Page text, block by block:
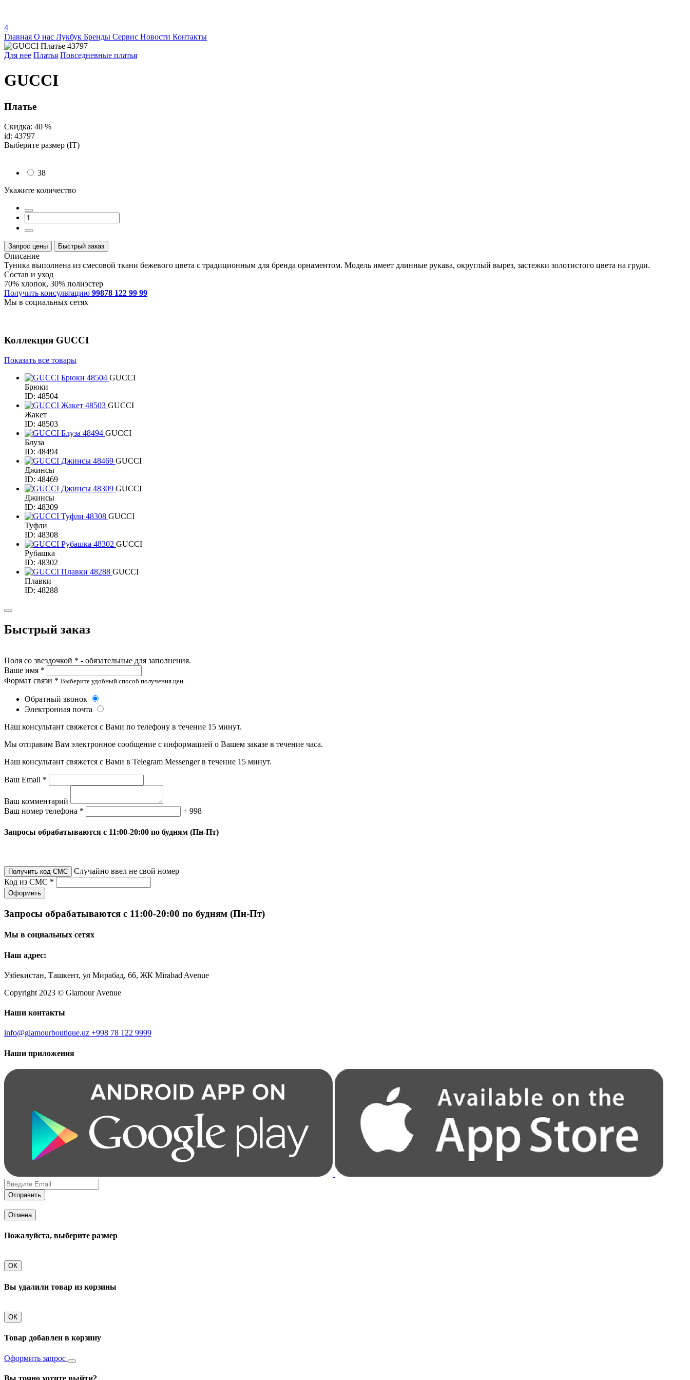
4
Главная О нас Лукбук Бренды Сервис Новости Контакты
Для нее Платья Повседневные платья
GUCCI
Платье
Скидка: 40 %
id: 43797
Выберите размер (IT)
38
Укажите количество
Запрос цены Быстрый заказ
Описание
Туника выполнена из смесовой ткани бежевого цвета с традиционным для бренда орнаментом. Модель имеет длинные рукава, округлый вырез, застежки золотистого цвета на груди.
Состав и уход
70% хлопок, 30% полиэстер
Получить консультацию 99878 122 99 99
Мы в социальных сетях
Коллекция GUCCI
Показать все товары
GUCCI
Брюки
ID: 48504
GUCCI
Жакет
ID: 48503
GUCCI
Блуза
ID: 48494
GUCCI
Джинсы
ID: 48469
GUCCI
Джинсы
ID: 48309
GUCCI
Туфли
ID: 48308
GUCCI
Рубашка
ID: 48302
GUCCI
Плавки
ID: 48288
Быстрый заказ
Поля со звездочкой * - обязательные для заполнения.
Ваше имя *
Формат связи * Выберите удобный способ получения цен.
Обратный звонок
Электронная почта
Наш консультант свяжется с Вами по телефону в течение 15 минут.
Мы отправим Вам электронное сообщение с информацией о Вашем заказе в течение часа.
Наш консультант свяжется с Вами в Telegram Messenger в течение 15 минут.
Ваш Email *
Ваш комментарий
Ваш номер телефона *
+ 998
Запросы обрабатываются с 11:00-20:00 по будням (Пн-Пт)
Получить код СМС
Случайно ввел не свой номер
Код из СМС *
Оформить
Запросы обрабатываются с 11:00-20:00 по будням (Пн-Пт)
Мы в социальных сетях
Наш адрес:
Узбекистан, Ташкент, ул Мирабад, 66, ЖК Mirabad Avenue
Copyright 2023 © Glamour Avenue
Наши контакты
info@glamourboutique.uz +998 78 122 9999
Наши приложения
Отправить
Отмена
Пожалуйста, выберите размер
ОК
Вы удалили товар из корзины
ОК
Товар добавлен в корзину
Оформить запрос
Вы точно хотите выйти?